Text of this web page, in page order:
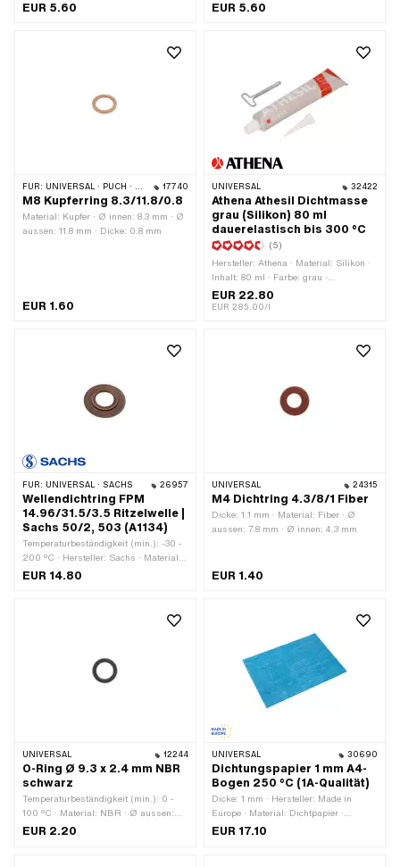
EUR 5.60
6.5 mm · Dicke: 2.6 mm ·
EUR 5.60
FÜR: UNIVERSAL · PUCH · SACHS · PONY / CILO (BETA 521 & 512) · PIAGGIO 17740
M8 Kupferring 8.3/11.8/0.8
Material: Kupfer · Ø innen: 8.3 mm · Ø
aussen: 11.8 mm · Dicke: 0.8 mm
EUR 1.60
UNIVERSAL 32422
Athena Athesil Dichtmasse
grau (Silikon) 80 ml
dauerelastisch bis 300 °C
(5)
Hersteller: Athena · Material: Silikon ·
Inhalt: 80 ml · Farbe: grau ·
Temperaturbeständigkeit (min.): -40 -
300 °C · Anwendungsbereich: Chemie
EUR 22.80
EUR 285.00/l
FÜR: UNIVERSAL · SACHS 26957
Wellendichtring FPM
14.96/31.5/3.5 Ritzelwelle |
Sachs 50/2, 503 (A1134)
Temperaturbeständigkeit (min.): -30 -
200 °C · Hersteller: Sachs · Material:
FPM / FKM (umgangssprachlich
· Verwendungsort: Ritzelwelle · Pony
EUR 14.80
UNIVERSAL 24315
M4 Dichtring 4.3/8/1 Fiber
Dicke: 1.1 mm · Material: Fiber · Ø
aussen: 7.8 mm · Ø innen: 4.3 mm
EUR 1.40
UNIVERSAL 12244
O-Ring Ø 9.3 x 2.4 mm NBR
schwarz
Temperaturbeständigkeit (min.): 0 -
100 °C · Material: NBR · Ø aussen:
14.1 mm · Ø innen: 9.3 mm ·
EUR 2.20
UNIVERSAL 30690
Dichtungspapier 1 mm A4-
Bogen 250 °C (1A-Qualität)
Dicke: 1 mm · Hersteller: Made in
Europe · Material: Dichtpapier ·
Verwendungsort: Universal
EUR 17.10